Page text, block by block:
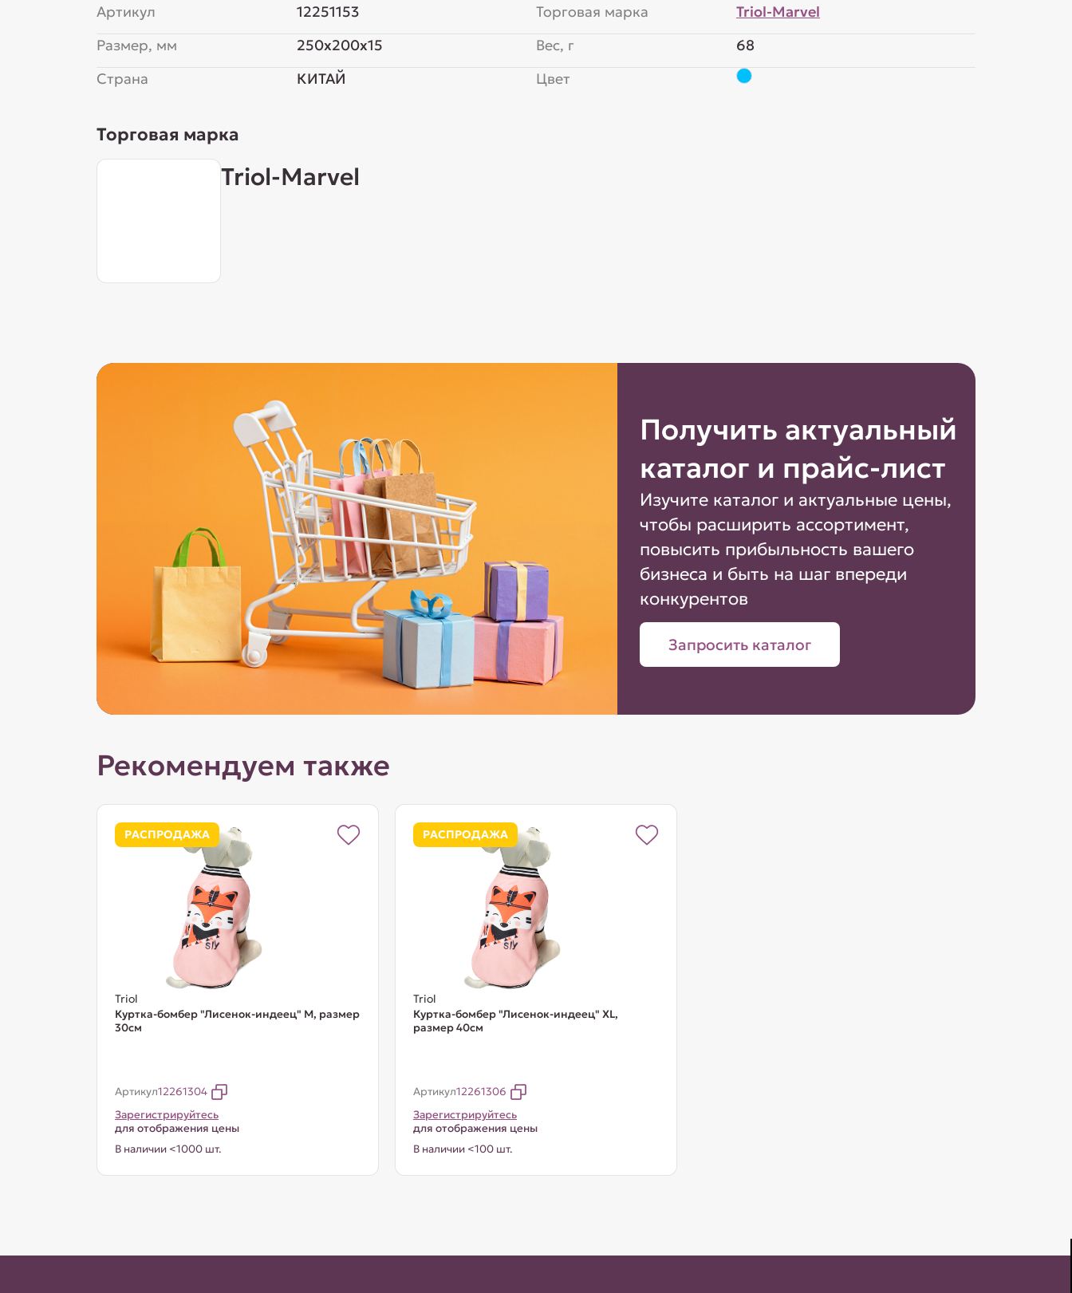
Артикул
12251153
Размер, мм
250x200x15
Страна
КИТАЙ
Торговая марка
Triol-Marvel
Вес, г
68
Цвет
Торговая марка
Triol-Marvel
Получить актуальный
каталог и прайс-лист
Изучите каталог и актуальные цены,
чтобы расширить ассортимент,
повысить прибыльность вашего
бизнеса и быть на шаг впереди
конкурентов
Запросить каталог
Рекомендуем также
РАСПРОДАЖА
Triol
Куртка-бомбер "Лисенок-индеец" M, размер
30см
Артикул12261304
Зарегистрируйтесь
для отображения цены
В наличии <1000 шт.
РАСПРОДАЖА
Triol
Куртка-бомбер "Лисенок-индеец" XL,
размер 40см
Артикул12261306
Зарегистрируйтесь
для отображения цены
В наличии <100 шт.